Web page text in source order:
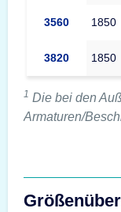
3560 1850
3820 1850
1 Die bei den
Armaturen/